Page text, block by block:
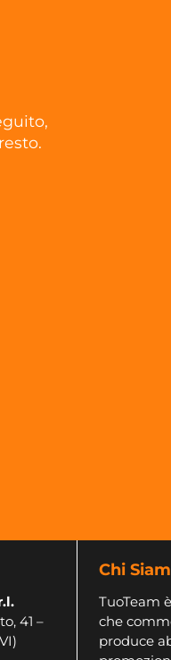
41 –
Chi
TuoTeam
che
produce